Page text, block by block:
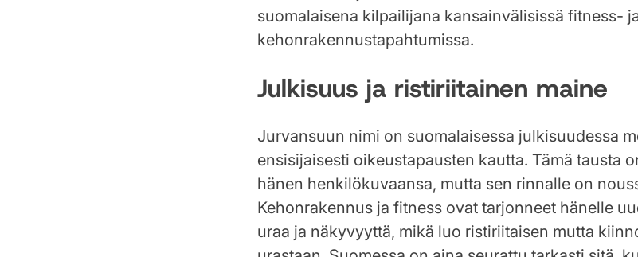
suomalaisena kilpailijana kansainvälisissä fitness-
kehonrakennustapahtumissa.
Julkisuus ja ristiriitainen maine
Jurvansuun nimi on suomalaisessa julkisuudessa
ensisijaisesti oikeustapausten kautta. Tämä tausta
hänen henkilökuvaansa, mutta sen rinnalle on
Kehonrakennus ja fitness ovat tarjonneet hänelle
uraa ja näkyvyyttä, mikä luo ristiriitaisen mutta